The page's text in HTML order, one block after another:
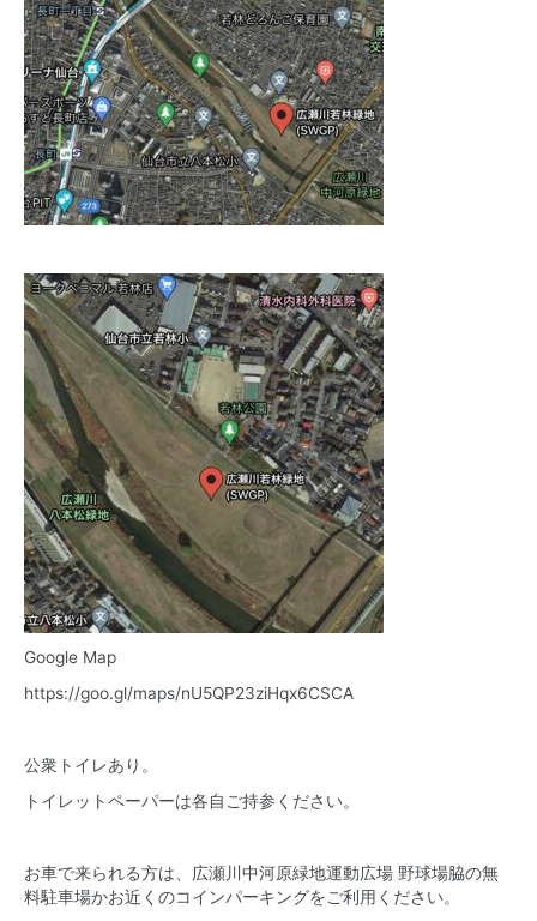
Google Map
https://goo.gl/maps/nU5QP23ziHqx6CSCA
公衆トイレあり。
トイレットペーパーは各自ご持参ください。
お車で来られる方は、広瀬川中河原緑地運動広場 野球場脇の無
料駐車場かお近くのコインパーキングをご利用ください。